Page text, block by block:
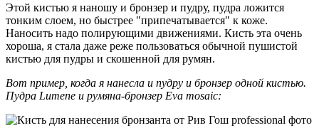
Этой кистью я наношу и бронзер и пудру, пудра ложится
тонким слоем, но быстрее "припечатывается" к коже.
Наносить надо полирующими движениями. Кисть эта очень
хороша, я стала даже реже пользоваться обычной пушистой
кистью для пудры и скошенной для румян.
Вот пример, когда я нанесла и пудру и бронзер одной кистью.
Пудра Lumene и румяна-бронзер Eva mosaic: